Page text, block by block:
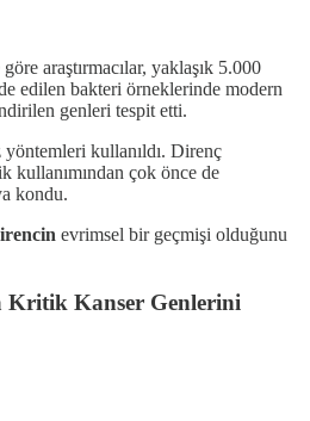
araştırmacılar, yaklaşık 5.000
edilen bakteri örneklerinde modern
genleri tespit etti.
kullanıldı. Direnç
kullanımından çok önce de
kondu.
evrimsel bir geçmişi olduğunu
Kanser Genlerini